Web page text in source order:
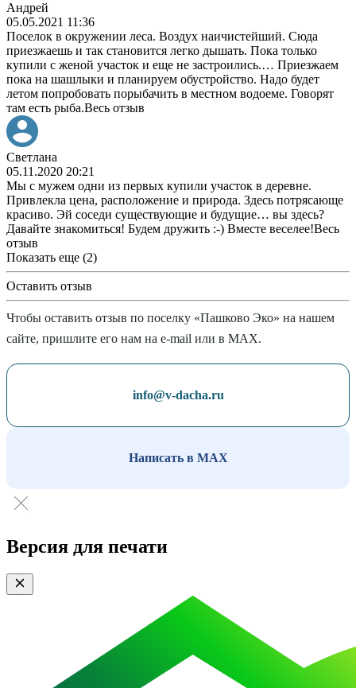
Андрей
05.05.2021 11:36
Поселок в окружении леса. Воздух наичистейший. Сюда
приезжаешь и так становится легко дышать. Пока только
купили с женой участок и еще не застроились.… Приезжаем
пока на шашлыки и планируем обустройство. Надо будет
летом попробовать порыбачить в местном водоеме. Говорят
там есть рыба.Весь отзыв
Светлана
05.11.2020 20:21
Мы с мужем одни из первых купили участок в деревне.
Привлекла цена, расположение и природа. Здесь потрясающе
красиво. Эй соседи существующие и будущие… вы здесь?
Давайте знакомиться! Будем дружить :-) Вместе веселее!Весь
отзыв
Показать еще (2)
Оставить отзыв
Чтобы оставить отзыв по поселку «Пашково Эко» на нашем
сайте, пришлите его нам на e-mail или в MAX.
info@v-dacha.ru
Написать в MAX
Версия для печати